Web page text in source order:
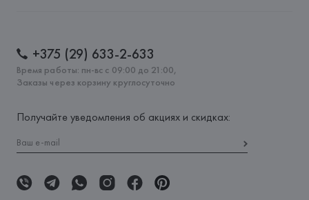
+375 (29) 633-2-633
Время работы: пн-вс с 09:00 до 21:00,
Заказы через корзину круглосуточно
Получайте уведомления об акциях и скидках: